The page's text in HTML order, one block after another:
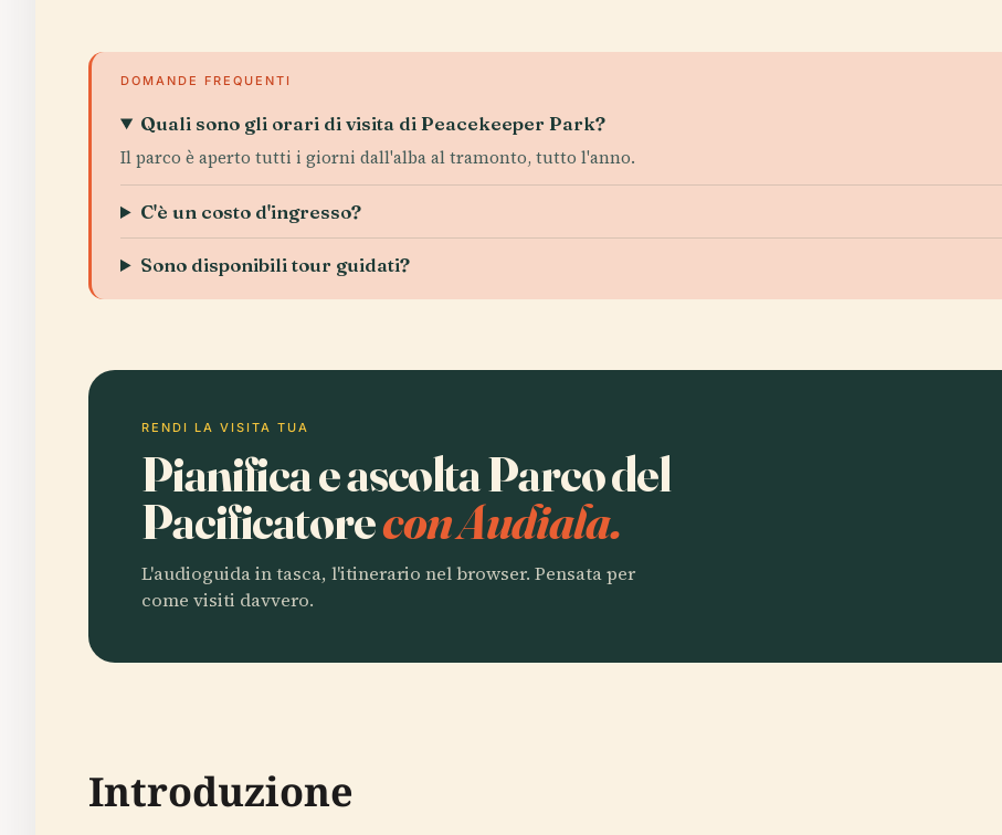
DOMANDE FREQUENTI
Quali sono gli orari di visita di Peacekeeper Park?
Il parco è aperto tutti i giorni dall'alba al tramonto, tutto l'anno.
C'è un costo d'ingresso?
Sono disponibili tour guidati?
RENDI LA VISITA TUA
Pianifica e ascolta Parco del
Pacificatorecon Audiala.
L'audioguida in tasca, l'itinerario nel browser. Pensata per
come visiti davvero.
Introduzione